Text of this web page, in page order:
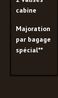
cabine
Majoration
par bagage
spécial**